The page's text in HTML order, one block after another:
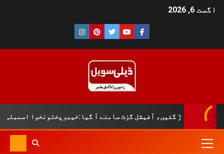
اگست 6, 2026
دم توڑ گئیں، آفیشل گزٹ سامنے آ گیا:خیبرپختونخوا اسمبلی